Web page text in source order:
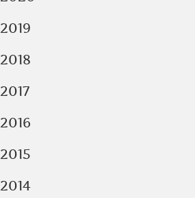
2019
2018
2017
2016
2015
2014